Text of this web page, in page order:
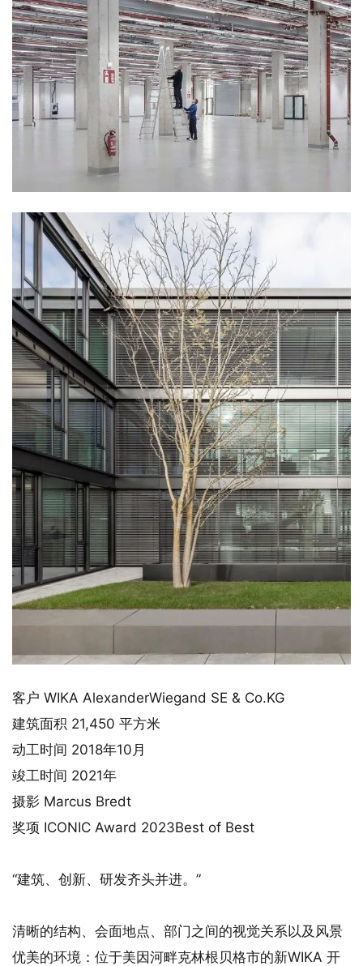
客户 WIKA AlexanderWiegand SE & Co.KG
建筑面积 21,450 平方米
动工时间 2018年10月
竣工时间 2021年
摄影 Marcus Bredt
奖项 ICONIC Award 2023Best of Best
“建筑、创新、研发齐头并进。”
清晰的结构、会面地点、部门之间的视觉关系以及风景
优美的环境：位于美因河畔克林根贝格市的新WIKA 开